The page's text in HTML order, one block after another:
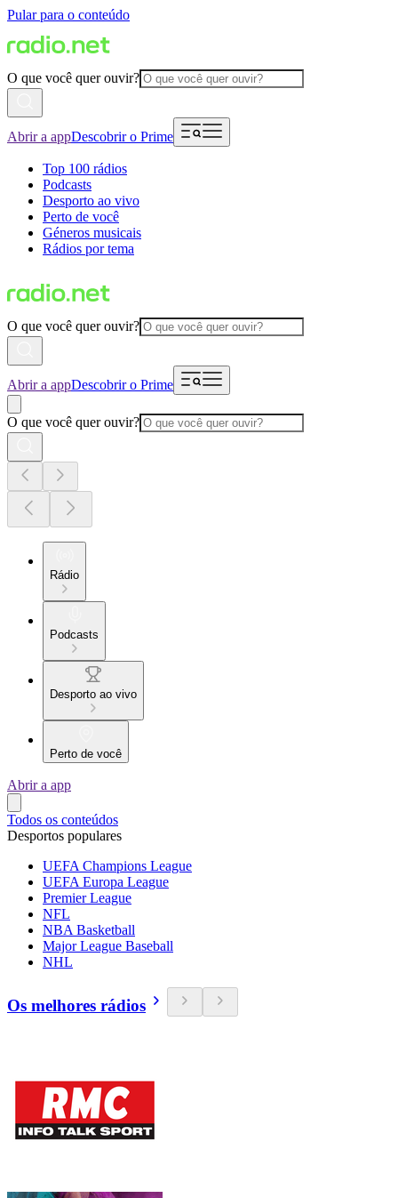
Pular para o conteúdo
O que você quer ouvir?
Abrir a appDescobrir o Prime
Top 100 rádios
Podcasts
Desporto ao vivo
Perto de você
Géneros musicais
Rádios por tema
O que você quer ouvir?
Abrir a appDescobrir o Prime
O que você quer ouvir?
Rádio
Podcasts
Desporto ao vivo
Perto de você
Abrir a app
Todos os conteúdos
Desportos populares
UEFA Champions League
UEFA Europa League
Premier League
NFL
NBA Basketball
Major League Baseball
NHL
Os melhores rádios